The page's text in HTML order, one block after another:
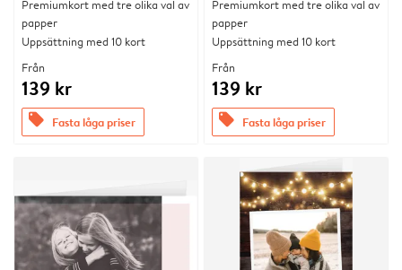
Premiumkort med tre olika val av
papper
Uppsättning med 10 kort
Från
139 kr
offers Fasta låga priser
Premiumkort med tre olika val av
papper
Uppsättning med 10 kort
Från
139 kr
offers Fasta låga priser